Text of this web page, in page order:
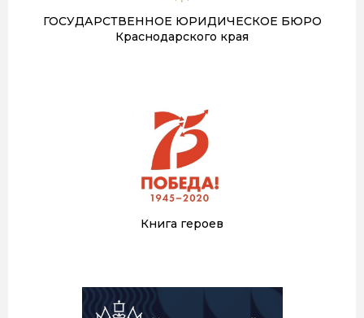
ГОСУДАРСТВЕННОЕ ЮРИДИЧЕСКОЕ БЮРО
Краснодарского края
Книга героев